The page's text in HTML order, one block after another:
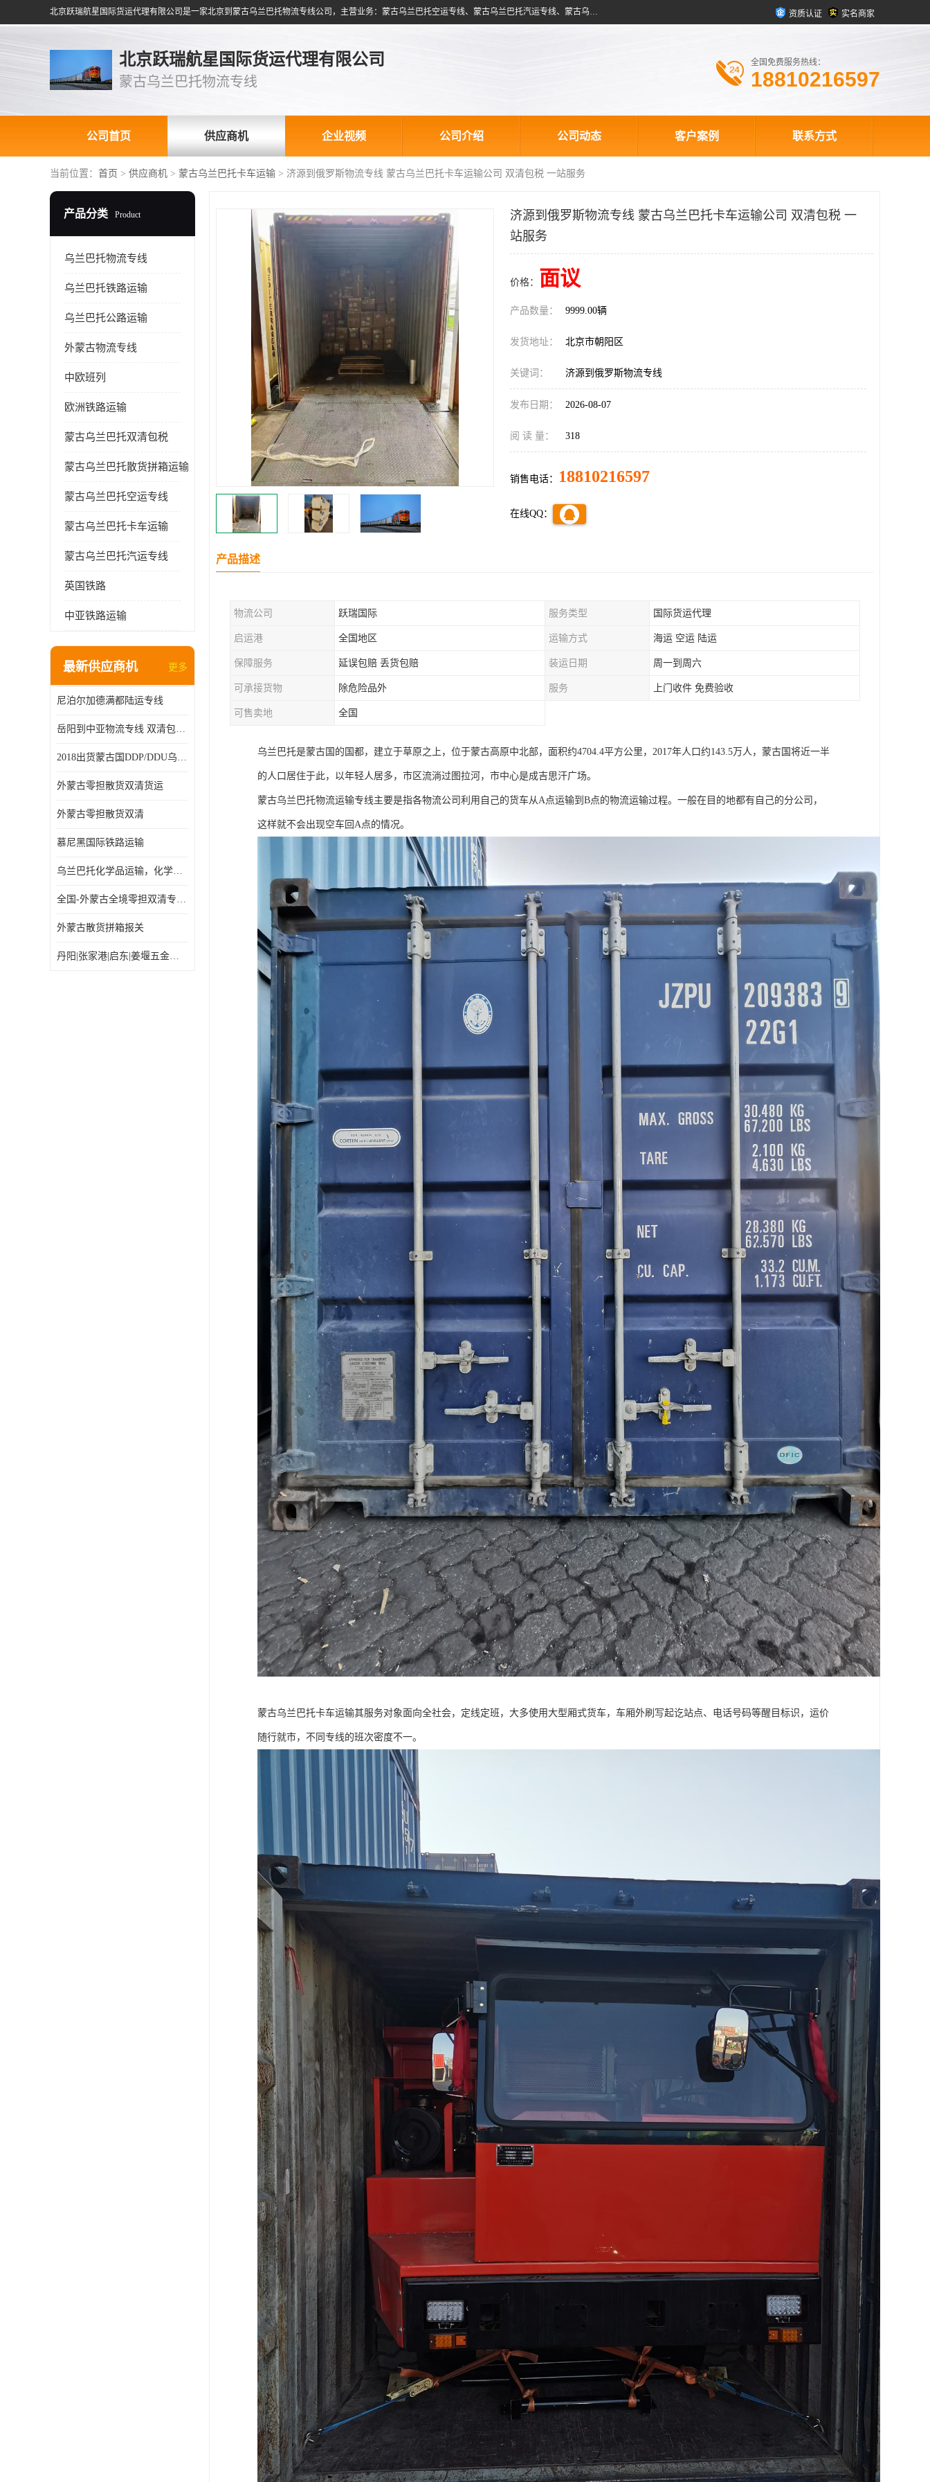
北京跃瑞航星国际货运代理有限公司是一家北京到蒙古乌兰巴托物流专线公司，主营业务：蒙古乌兰巴托空运专线、蒙古乌兰巴托汽运专线、蒙古乌兰巴托散货拼箱、蒙古乌兰巴托双清包税、蒙古乌兰巴托铁路运输等运输服务。以北京为中心服务于全国各地，运输能力及代理网络覆盖蒙古、俄罗斯、中亚五国各主要城市及站点。 资质认证 实名商家
北京跃瑞航星国际货运代理有限公司
蒙古乌兰巴托物流专线
全国免费服务热线：
18810216597
公司首页 供应商机 企业视频 公司介绍 公司动态 客户案例 联系方式
当前位置： 首页 > 供应商机 > 蒙古乌兰巴托卡车运输 > 济源到俄罗斯物流专线 蒙古乌兰巴托卡车运输公司 双清包税 一站服务
产品分类 Product
乌兰巴托物流专线
乌兰巴托铁路运输
乌兰巴托公路运输
外蒙古物流专线
中欧班列
欧洲铁路运输
蒙古乌兰巴托双清包税
蒙古乌兰巴托散货拼箱运输
蒙古乌兰巴托空运专线
蒙古乌兰巴托卡车运输
蒙古乌兰巴托汽运专线
英国铁路
中亚铁路运输
最新供应商机 更多
尼泊尔加德满都陆运专线
岳阳到中亚物流专线 双清包税 一站服务
2018出货蒙古国DDP/DDU乌兰巴托双清国际物流专线
外蒙古零担散货双清货运
外蒙古零担散货双清
慕尼黑国际铁路运输
乌兰巴托化学品运输，化学品怎么运到乌兰巴托
全国-外蒙古全境零担双清专线/外蒙古DDP双清
外蒙古散货拼箱报关
丹阳|张家港|启东|姜堰五金机电工具出口乌兰巴托怎么运输较划算
济源到俄罗斯物流专线 蒙古乌兰巴托卡车运输公司 双清包税 一
站服务
价格： 面议
产品数量： 9999.00辆
发货地址： 北京市朝阳区
关键词： 济源到俄罗斯物流专线
发布日期： 2026-08-07
阅 读 量： 318
销售电话： 18810216597
在线QQ：
产品描述
物流公司 跃瑞国际 服务类型 国际货运代理
启运港 全国地区 运输方式 海运 空运 陆运
保障服务 延误包赔 丢货包赔 装运日期 周一到周六
可承接货物 除危险品外 服务 上门收件 免费验收
可售卖地 全国
乌兰巴托是蒙古国的国都，建立于草原之上，位于蒙古高原中北部，面积约4704.4平方公里，2017年人口约143.5万人，蒙古国将近一半
的人口居住于此，以年轻人居多，市区流淌过图拉河，市中心是成吉思汗广场。
蒙古乌兰巴托物流运输专线主要是指各物流公司利用自己的货车从A点运输到B点的物流运输过程。一般在目的地都有自己的分公司，
这样就不会出现空车回A点的情况。
蒙古乌兰巴托卡车运输其服务对象面向全社会，定线定班，大多使用大型厢式货车，车厢外刷写起讫站点、电话号码等醒目标识，运价
随行就市，不同专线的班次密度不一。